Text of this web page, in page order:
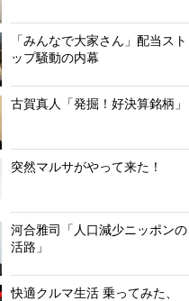
「みんなで大家さん」配当スト
ップ騒動の内幕
古賀真人「発掘！好決算銘柄」
突然マルサがやって来た！
河合雅司「人口減少ニッポンの
活路」
快適クルマ生活 乗ってみた、